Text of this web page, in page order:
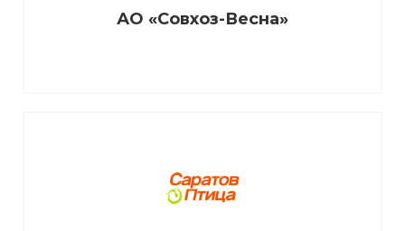
АО «Совхоз-Весна»